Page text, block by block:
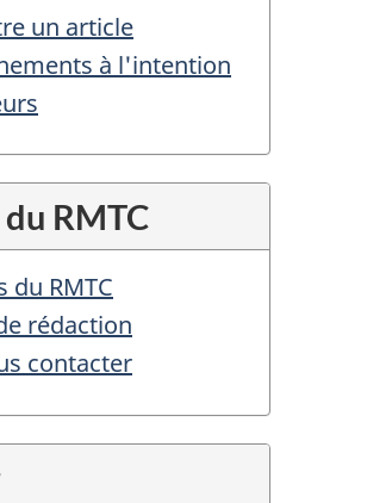
un article
à l'intention
RMTC
du RMTC
rédaction
contacter